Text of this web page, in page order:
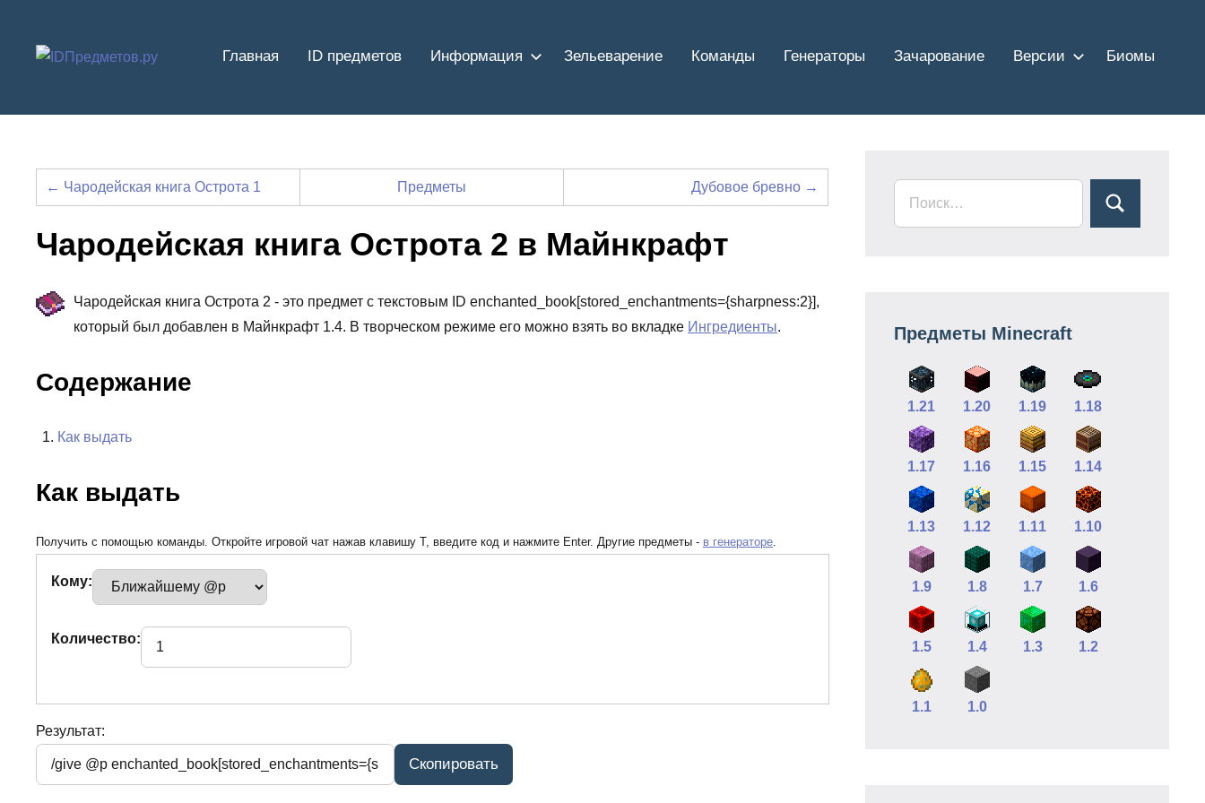
содержимому
Главная ID предметов Информация Зельеварение Команды Генераторы Зачарование Версии Биомы
← Чародейская книга Острота 1 Предметы Дубовое бревно →
Чародейская книга Острота 2 в Майнкрафт
Чародейская книга Острота 2 - это предмет с текстовым ID enchanted_book[stored_enchantments={sharpness:2}],
который был добавлен в Майнкрафт 1.4. В творческом режиме его можно взять во вкладке Ингредиенты.
Содержание
Как выдать
Как выдать
Получить с помощью команды. Откройте игровой чат нажав клавишу T, введите код и нажмите Enter. Другие предметы - в генераторе
Кому:
Количество:
Результат:
Предметы Minecraft
1.21 1.20 1.19 1.18
1.17 1.16 1.15 1.14
1.13 1.12 1.11 1.10
1.9 1.8 1.7 1.6
1.5 1.4 1.3 1.2
1.1 1.0